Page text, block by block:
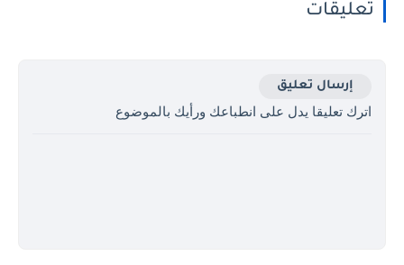
تعليقات
إرسال تعليق
اترك تعليقا يدل على انطباعك ورأيك بالموضوع